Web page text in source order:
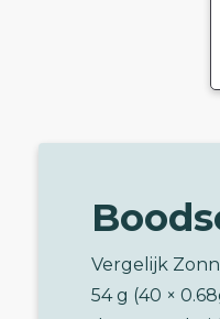
Vergelijk
54 g (40 ×